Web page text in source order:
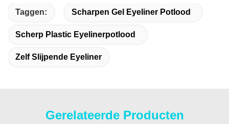
Taggen: Scharpen Gel Eyeliner Potlood
Scherp Plastic Eyelinerpotlood
Zelf Slijpende Eyeliner
Gerelateerde Producten